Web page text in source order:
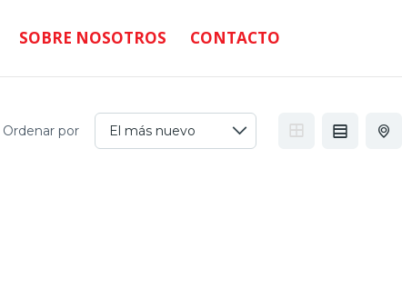
SOBRE NOSOTROS CONTACTO
Ordenar por